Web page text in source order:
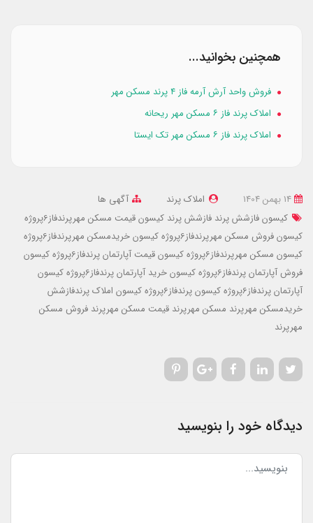
همچنین بخوانید...
فروش واحد آرش آرمه فاز ۴ پرند مسکن مهر
املاک پرند فاز ۶ مسکن مهر ریحانه
املاک پرند فاز ۶ مسکن مهر تک ایستا
املاک پرند
آگهی ها
کیسون فازشش پرند فازشش پرند کیسون
قیمت مسکن مهرپرندفاز6پروژه
کیسونفروش مسکن مهرپرندفاز6پروژه کیسون
خریدمسکن مهرپرندفاز6پروژه
کیسون مسکن مهرپرندفاز6پروژه کیسون
قیمت آپارتمان پرندفاز6پروژه کیسون
فروش آپارتمان پرندفاز6پروژه کیسون
خرید آپارتمان پرندفاز6پروژه کیسون
آپارتمان پرندفاز6پروژه کیسون
پرندفاز6پروژه کیسون
املاک پرندفازشش
خریدمسکن مهرپرند مسکن مهرپرند قیمت مسکن مهرپرند فروش مسکن
مهرپرند
دیدگاه خود را بنویسید